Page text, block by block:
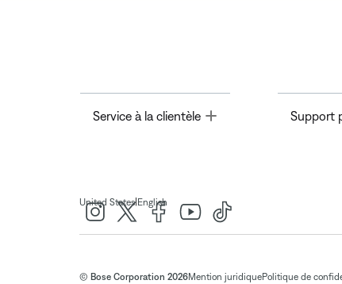
Service à la clientèle Toggle Support
United States| English
© Bose Corporation 2026Mention juridiquePolitique de